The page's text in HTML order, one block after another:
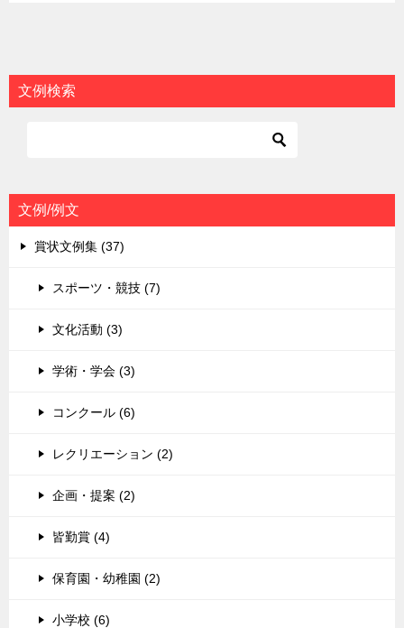
文例検索
文例/例文
賞状文例集 (37)
スポーツ・競技 (7)
文化活動 (3)
学術・学会 (3)
コンクール (6)
レクリエーション (2)
企画・提案 (2)
皆勤賞 (4)
保育園・幼稚園 (2)
小学校 (6)